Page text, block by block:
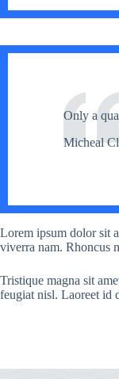
Only a
Micheal
Lorem ipsum dolor sit
viverra nam. Rhoncus
Tristique magna sit
feugiat nisl. Laoreet id